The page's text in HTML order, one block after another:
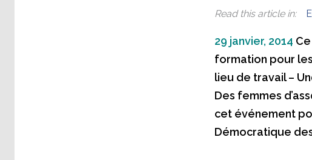
Read this article in:
29 janvier, 2014
formation pour
lieu de travail –
Des femmes
cet événement
Démocratique